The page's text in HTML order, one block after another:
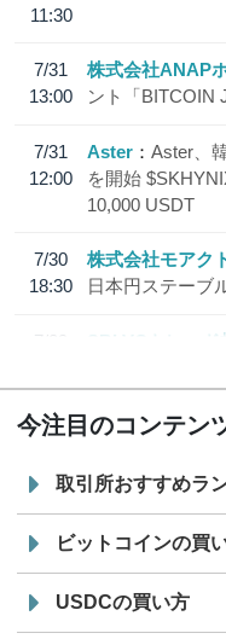
11:30
7/31
13:00
株式会社ANAP
ント「BITCOIN
7/31
12:00
Aster
Aster、
を開始
10,000 USDT
7/30
18:30
株式会社モアク
日本円ステーブ
7/29
SBI VCトレード
今注目のコンテン
取引所おすすめラ
ビットコインの買
USDCの買い方